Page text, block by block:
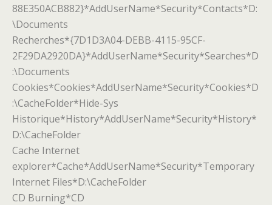
88E350ACB882}*AddUserName*Security*Contacts*D:
\Documents
Recherches*{7D1D3A04-DEBB-4115-95CF-
2F29DA2920DA}*AddUserName*Security*Searches*D
:\Documents
Cookies*Cookies*AddUserName*Security*Cookies*D
:\CacheFolder*Hide-Sys
Historique*History*AddUserName*Security*History*
D:\CacheFolder
Cache Internet
explorer*Cache*AddUserName*Security*Temporary
Internet Files*D:\CacheFolder
CD Burning*CD